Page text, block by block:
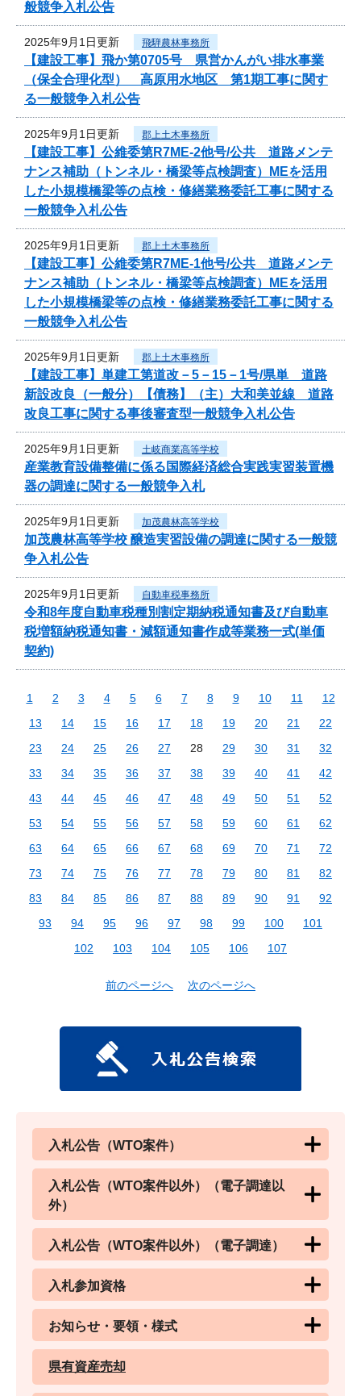
般競争入札公告
2025年9月1日更新 飛騨農林事務所
【建設工事】飛か第0705号 県営かんがい排水事業
（保全合理化型） 高原用水地区 第1期工事に関す
る一般競争入札公告
2025年9月1日更新 郡上土木事務所
【建設工事】公維委第R7ME-2他号/公共 道路メンテ
ナンス補助（トンネル・橋梁等点検調査）MEを活用
した小規模橋梁等の点検・修繕業務委託工事に関する
一般競争入札公告
2025年9月1日更新 郡上土木事務所
【建設工事】公維委第R7ME-1他号/公共 道路メンテ
ナンス補助（トンネル・橋梁等点検調査）MEを活用
した小規模橋梁等の点検・修繕業務委託工事に関する
一般競争入札公告
2025年9月1日更新 郡上土木事務所
【建設工事】単建工第道改－5－15－1号/県単 道路
新設改良（一般分）【債務】（主）大和美並線 道路
改良工事に関する事後審査型一般競争入札公告
2025年9月1日更新 土岐商業高等学校
産業教育設備整備に係る国際経済総合実践実習装置機
器の調達に関する一般競争入札
2025年9月1日更新 加茂農林高等学校
加茂農林高等学校 醸造実習設備の調達に関する一般競
争入札公告
2025年9月1日更新 自動車税事務所
令和8年度自動車税種別割定期納税通知書及び自動車
税増額納税通知書・減額通知書作成等業務一式(単価
契約)
1 2 3 4 5 6 7 8 9 10 11
12
13
14 15 16 17 18 19 20 21
22
23
24 25 26 27 28 29 30 31
32
33
34 35 36 37 38 39 40 41
42
43
44 45 46 47 48 49 50 51
52
53
54 55 56 57 58 59 60 61
62
63
64 65 66 67 68 69 70 71
72
73
74 75 76 77 78 79 80 81
82
83
84 85 86 87 88 89 90 91
92
93
94 95 96 97 98 99 100
101
102
103 104 105 106 107
前のページへ 次のページへ
入札公告（WTO案件）
入札公告（WTO案件以外）（電子調達以
外）
入札公告（WTO案件以外）（電子調達）
入札参加資格
お知らせ・要領・様式
県有資産売却